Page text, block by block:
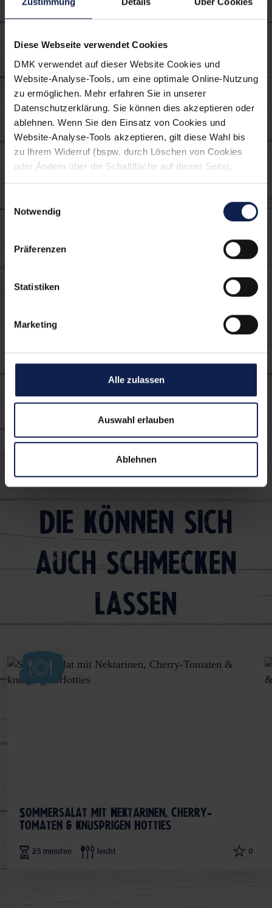
Diese Webseite verwendet Cookies
DMK verwendet auf dieser Website Cookies und
Website-Analyse-Tools, um eine optimale Online-Nutzung
zu ermöglichen. Mehr erfahren Sie in unserer
Datenschutzerklärung. Sie können dies akzeptieren oder
ablehnen. Wenn Sie den Einsatz von Cookies und
Website-Analyse-Tools akzeptieren, gilt diese Wahl bis
zu Ihrem Widerruf (bspw. durch Löschen von Cookies
oder Ändern über die Schaltfläche auf dieser Seite).
Notwendig
Präferenzen
Statistiken
Marketing
Alle zulassen
Auswahl erlauben
Ablehnen
Tipp
Dazu passt unser ChiliQuark.
Verwendete MILRAM
Produkte:
Burlander herzhaft-
Die können sich
auch schmecken
lassen
Sommersalat mit Nektarinen, Cherry-
Tomaten & knusprigen Hotties
25 minuten leicht 0